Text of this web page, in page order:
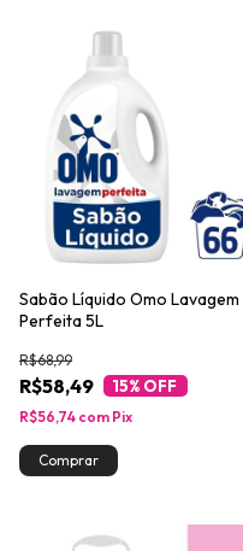
Sabão Líquido Omo Lavagem
Perfeita 5L
R$58,49
R$68,99
15% OFF
R$56,74 com Pix